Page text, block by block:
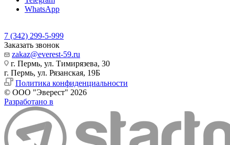
WhatsApp
7 (342) 299-5-999
Заказать звонок
zakaz@everest-59.ru
г. Пермь, ул. Тимирязева, 30
г. Пермь, ул. Рязанская, 19Б
Политика конфиденциальности
© ООО "Эверест" 2026
Разработано в